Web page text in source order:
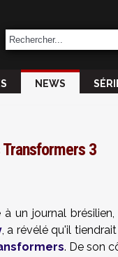
NEWS
3
un journal brésilien,
, a révélé qu'il
. De son